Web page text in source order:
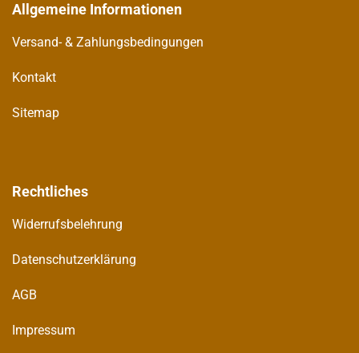
Allgemeine Informationen
Versand- & Zahlungsbedingungen
Kontakt
Sitemap
Rechtliches
Widerrufsbelehrung
Datenschutzerklärung
AGB
Impressum